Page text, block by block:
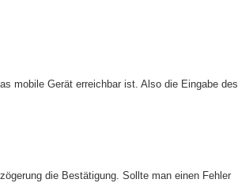
mobile Gerät erreichbar ist. Also die Eingabe des
die Bestätigung. Sollte man einen Fehler